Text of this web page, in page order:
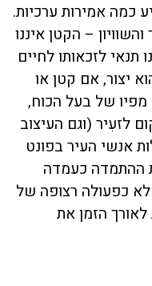
כמה אמירות ערכיות.
– הקטן איננו
תנאי לזכאותו לחיים
יצור, אם קטן או
של בעל הכוח,
לזעִיר (וגם העיצוב
אנשי העיר בפונט
ההתמדה כעמדה
כפעולה רצופה של
הזמן את